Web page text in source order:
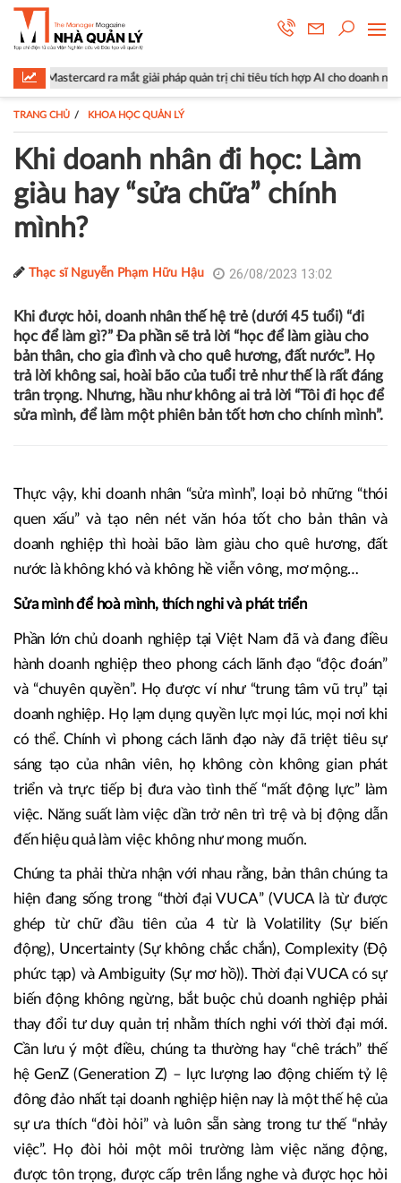
ra mắt giải pháp quản trị chi tiêu tích hợp AI cho doanh nghiệp
TRANG CHỦ KHOA HỌC QUẢN LÝ
Khi doanh nhân đi học: Làm
giàu hay “sửa chữa” chính
mình?
Thạc sĩ Nguyễn Phạm Hữu Hậu 26/08/2023 13:02
Khi được hỏi, doanh nhân thế hệ trẻ (dưới 45 tuổi) “đi
học để làm gì?” Đa phần sẽ trả lời “học để làm giàu cho
bản thân, cho gia đình và cho quê hương, đất nước”. Họ
trả lời không sai, hoài bão của tuổi trẻ như thế là rất đáng
trân trọng. Nhưng, hầu như không ai trả lời “Tôi đi học để
sửa mình, để làm một phiên bản tốt hơn cho chính mình”.
Thực vậy, khi doanh nhân “sửa mình”, loại bỏ những “thói
quen xấu” và tạo nên nét văn hóa tốt cho bản thân và
doanh nghiệp thì hoài bão làm giàu cho quê hương, đất
nước là không khó và không hề viễn vông, mơ mộng…
Sửa mình để hoà mình, thích nghi và phát triển
Phần lớn chủ doanh nghiệp tại Việt Nam đã và đang điều
hành doanh nghiệp theo phong cách lãnh đạo “độc đoán”
và “chuyên quyền”. Họ được ví như “trung tâm vũ trụ” tại
doanh nghiệp. Họ lạm dụng quyền lực mọi lúc, mọi nơi khi
có thể. Chính vì phong cách lãnh đạo này đã triệt tiêu sự
sáng tạo của nhân viên, họ không còn không gian phát
triển và trực tiếp bị đưa vào tình thế “mất động lực” làm
việc. Năng suất làm việc dần trở nên trì trệ và bị động dẫn
đến hiệu quả làm việc không như mong muốn.
Chúng ta phải thừa nhận với nhau rằng, bản thân chúng ta
hiện đang sống trong “thời đại VUCA” (VUCA là từ được
ghép từ chữ đầu tiên của 4 từ là Volatility (Sự biến
động), Uncertainty (Sự không chắc chắn), Complexity (Độ
phức tạp) và Ambiguity (Sự mơ hồ)). Thời đại VUCA có sự
biến động không ngừng, bắt buộc chủ doanh nghiệp phải
thay đổi tư duy quản trị nhằm thích nghi với thời đại mới.
Cần lưu ý một điều, chúng ta thường hay “chê trách” thế
hệ GenZ (Generation Z) – lực lượng lao động chiếm tỷ lệ
đông đảo nhất tại doanh nghiệp hiện nay là một thế hệ của
sự ưa thích “đòi hỏi” và luôn sẵn sàng trong tư thế “nhảy
việc”. Họ đòi hỏi một môi trường làm việc năng động,
được tôn trọng, được cấp trên lắng nghe và được học hỏi